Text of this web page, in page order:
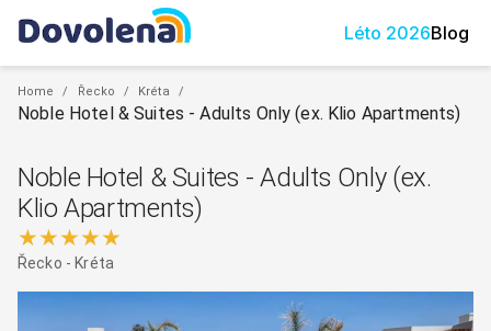
Léto 2026Blog
Home / Řecko / Kréta /
Noble Hotel & Suites - Adults Only (ex. Klio Apartments)
Noble Hotel & Suites - Adults Only (ex.
Klio Apartments)
★★★★★
Řecko - Kréta